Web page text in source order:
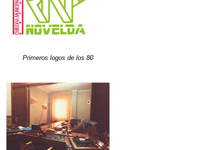
Primeros logos de los 80